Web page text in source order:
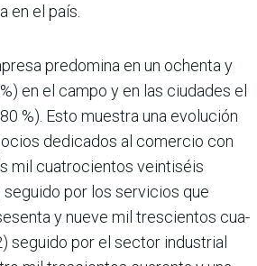
en el país.
predo­mina en un ochenta y
en el campo y en las ciudades el
%). Esto mues­tra una evolución
dedicados al comercio con
mil cuatrocientos vein­tiséis
por los servicios que
y nueve mil trescientos cua­
seguido por el sec­tor industrial